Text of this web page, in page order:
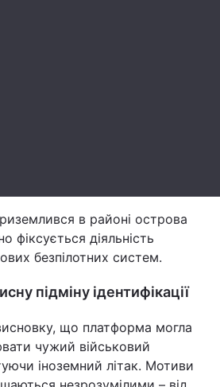
в районі острова
фіксується діяльність
безпілотних систем.
підміну ідентифікації
що платформа могла
чужий військовий
іноземний літак. Мотиви